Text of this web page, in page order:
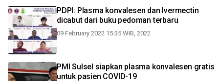
PDPI: Plasma konvalesen dan Ivermectin
dicabut dari buku pedoman terbaru
09 February 2022 15:35 WIB, 2022
PMI Sulsel siapkan plasma konvalesen gratis
untuk pasien COVID-19